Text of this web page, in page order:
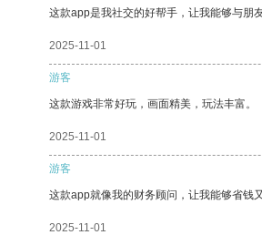
这款app是我社交的好帮手，让我能够与朋
2025-11-01
游客
这款游戏非常好玩，画面精美，玩法丰富。
2025-11-01
游客
这款app就像我的财务顾问，让我能够省钱又
2025-11-01